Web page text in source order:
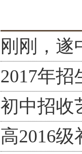
刚刚，遂
2017年招
初中招收
高2016